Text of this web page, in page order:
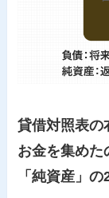
貸借対照表の
お金を集めた
「純資産」